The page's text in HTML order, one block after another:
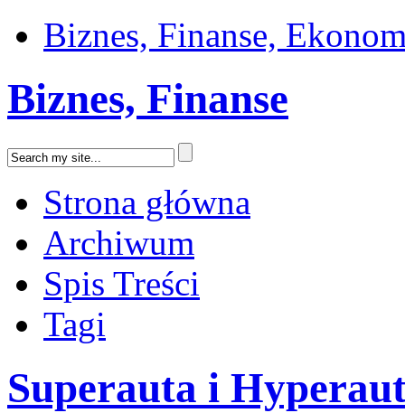
Biznes, Finanse,
Biznes, Finanse
Strona główna
Archiwum
Spis Treści
Tagi
Superauta i